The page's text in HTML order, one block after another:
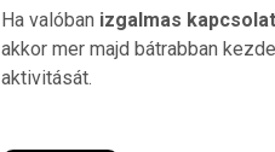
Ha valóban izgalmas
akkor mer majd bátrabban
aktivitását.